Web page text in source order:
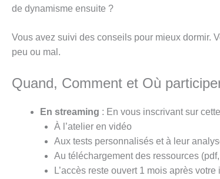
de dynamisme ensuite ?
Vous avez suivi des conseils pour mieux dormir.
peu ou mal.
Quand, Comment et Où
En streaming : En vous inscrivant sur
À l’atelier en vidéo
Aux tests personnalisés et à leur
Au téléchargement des ressources
L’accès reste ouvert 1 mois après votre